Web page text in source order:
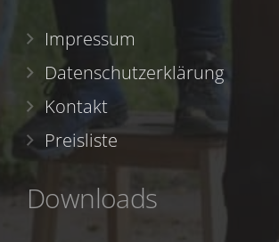
Impressum
Datenschutzerklärung
Kontakt
Preisliste
Downloads